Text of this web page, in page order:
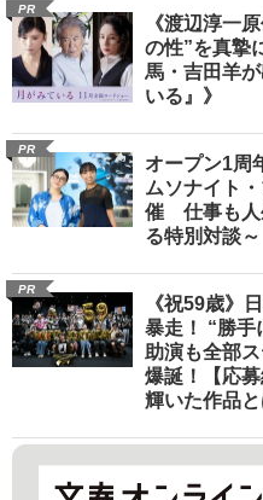
PR
《渡辺淳一
の性”を真摯
馬・吉田羊
いる』》
PR
オープン1周
ムソナイト
催 仕事も人
る特別対談～
PR
《祝59歳》
暴走！ “勝手
助演も全部
爆誕！【応
輝いた作品と